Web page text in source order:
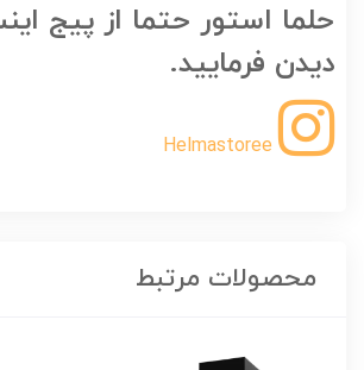
حلما استور حتما از پیج
دیدن فرمایید.
Helmastoree
محصولات مرتبط